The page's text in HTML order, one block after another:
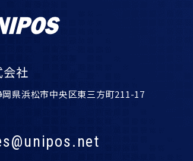
会社
県浜松市中央区東三方町211-17